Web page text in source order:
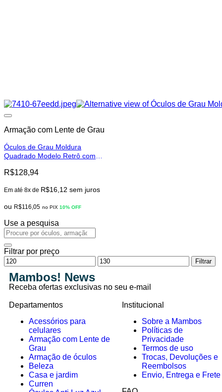
Armação com Lente de Grau
Óculos de Grau Moldura
Quadrado Modelo Retrô com
Moderada
R$128,94
Em até 8x de R$16,12 sem juros
ou R$116,05 no PIX 10% OFF
Use a pesquisa
Filtrar por preço
Filtrar
Mambos! News
Receba ofertas exclusivas no seu e-mail
Departamentos
Acessórios para
celulares
Armação com Lente de
Grau
Armação de óculos
Beleza
Casa e jardim
Curren
Institucional
Sobre a Mambos
Políticas de
Privacidade
Termos de uso
Trocas, Devoluções e
Reembolsos
Envio, Entrega e Frete